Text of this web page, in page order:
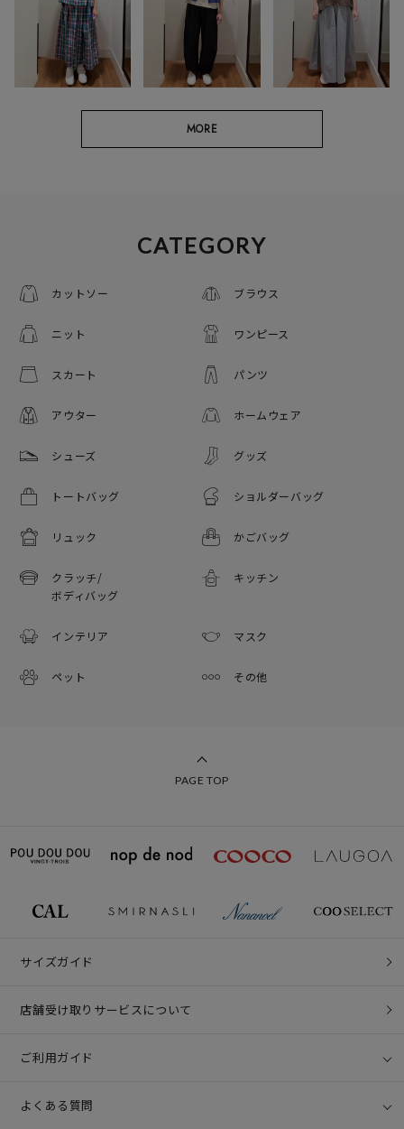
MORE
CATEGORY
カットソー ブラウス
ニット ワンピース
スカート パンツ
アウター ホームウェア
シューズ グッズ
トートバッグ ショルダーバッグ
リュック かごバッグ
クラッチ/
ボディバッグ
キッチン
インテリア マスク
ペット その他
PAGE TOP
サイズガイド
店舗受け取りサービスについて
ご利用ガイド
よくある質問